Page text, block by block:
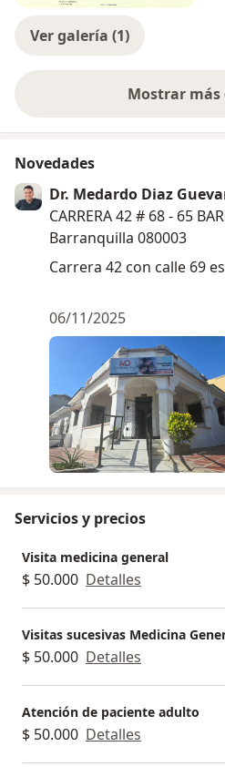
Ver galería (1)
Mostrar más
Novedades
Dr. Medardo Diaz
CARRERA 42 # 68 - 65
Barranquilla 080003
Carrera 42 con calle 69
06/11/2025
Servicios y precios
Visita medicina general
$ 50.000 Detalles
Visitas sucesivas Medicina
$ 50.000 Detalles
Atención de paciente adulto
$ 50.000 Detalles